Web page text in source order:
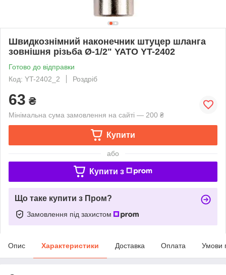
Швидкознімний наконечник штуцер шланга
зовнішня різьба Ø-1/2" YATO YT-2402
Готово до відправки
Код: YT-2402_2
Роздріб
63 ₴
Мінімальна сума замовлення на сайті — 200 ₴
Купити
або
Купити з
Що таке купити з Пром?
Замовлення під захистом
Опис Характеристики Доставка Оплата Умови